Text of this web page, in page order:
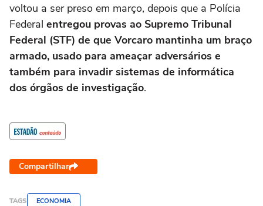
voltou a ser preso em março, depois que a Polícia
Federal entregou provas ao Supremo Tribunal
Federal (STF) de que Vorcaro mantinha um braço
armado, usado para ameaçar adversários e
também para invadir sistemas de informática
dos órgãos de investigação.
Compartilhar
TAGS ECONOMIA